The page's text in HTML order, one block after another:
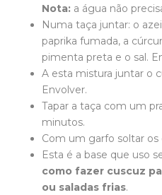
Nota: a água não
Numa taça juntar: o
paprika fumada, a
pimenta preta e o sal.
A esta mistura juntar o
Envolver.
Tapar a taça com um
minutos.
Com um garfo soltar os
Esta é a base que uso
como fazer cuscuz
ou saladas frias.